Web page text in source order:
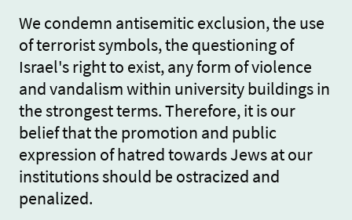
We condemn antisemitic exclusion, the use
of terrorist symbols, the questioning of
Israel's right to exist, any form of violence
and vandalism within university buildings in
the strongest terms. Therefore, it is our
belief that the promotion and public
expression of hatred towards Jews at our
institutions should be ostracized and
penalized.